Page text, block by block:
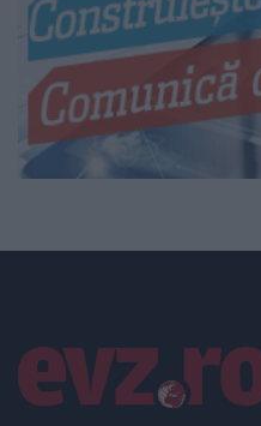
Linkuri utile